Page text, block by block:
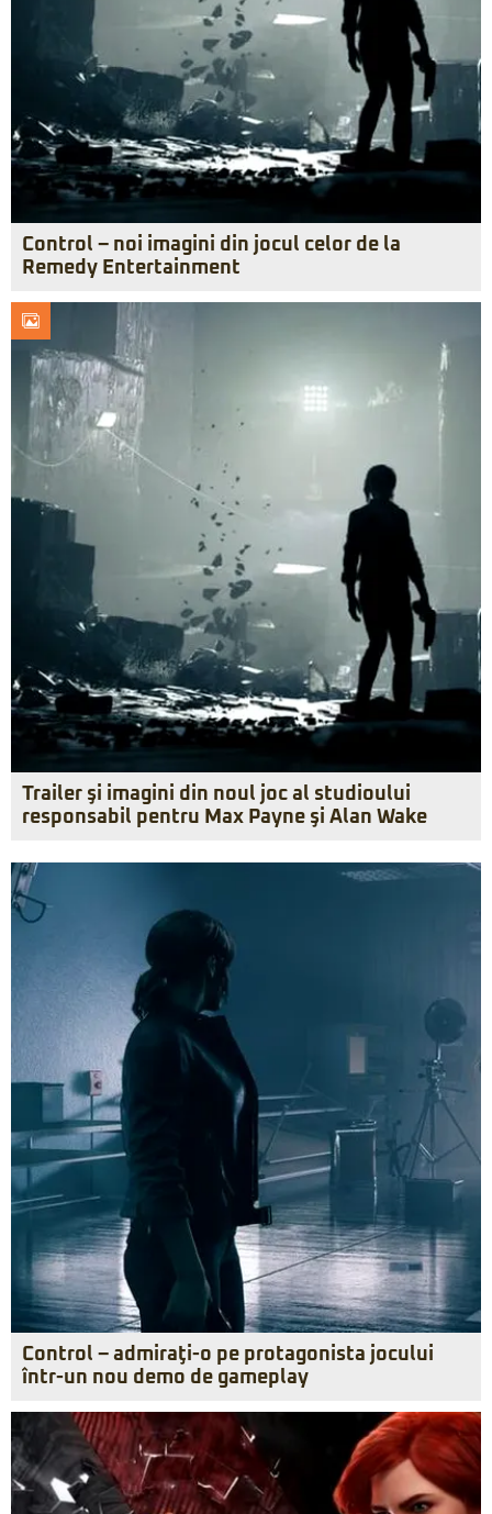
Control – noi imagini din jocul celor de la
Remedy Entertainment
Trailer şi imagini din noul joc al studioului
responsabil pentru Max Payne şi Alan Wake
Control – admiraţi-o pe protagonista jocului
într-un nou demo de gameplay